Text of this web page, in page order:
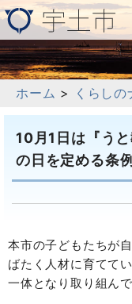
ホーム > くらしの
10月1日は『う
の日を定める条
本市の子どもたちが
ばたく人材に育てて
一体となり取り組ん